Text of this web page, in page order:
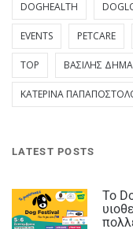
DOGHEALTH
EVENTS PETCARE
TOP ΒΑΣΊΛΗΣ
ΚΑΤΕΡΊΝΑ
LATEST POSTS
Το